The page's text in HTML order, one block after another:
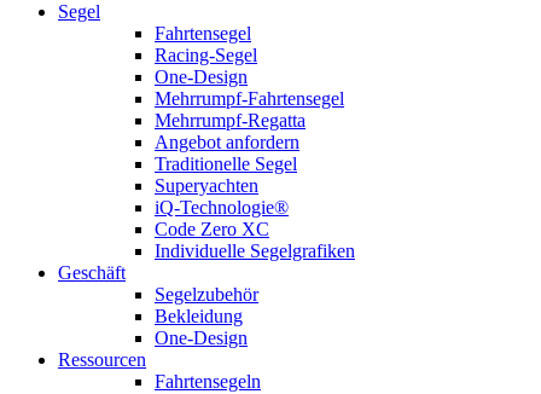
Segel
Fahrtensegel
Racing-Segel
One-Design
Mehrrumpf-Fahrtensegel
Mehrrumpf-Regatta
Angebot anfordern
Traditionelle Segel
Superyachten
iQ-Technologie®
Code Zero XC
Individuelle Segelgrafiken
Geschäft
Segelzubehör
Bekleidung
One-Design
Ressourcen
Fahrtensegeln